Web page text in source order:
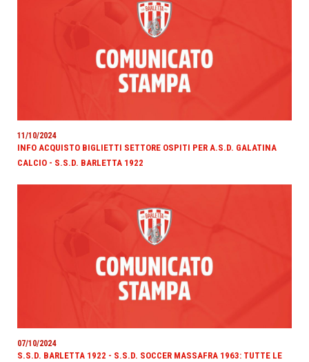
11/10/2024
INFO ACQUISTO BIGLIETTI SETTORE OSPITI PER A.S.D. GALATINA
CALCIO - S.S.D. BARLETTA 1922
07/10/2024
S.S.D. BARLETTA 1922 - S.S.D. SOCCER MASSAFRA 1963: TUTTE LE